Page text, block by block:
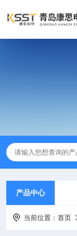
产品中心
当前位置：首页